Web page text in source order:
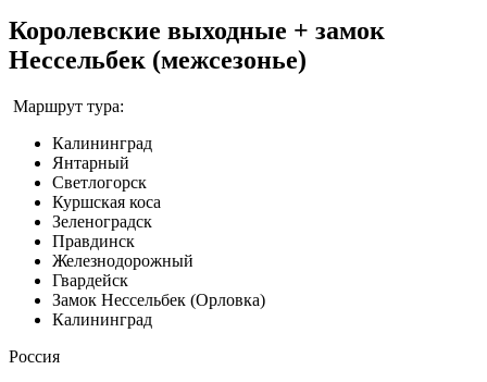
Королевские выходные + замок
Нессельбек (межсезонье)
Маршрут тура:
Калининград
Янтарный
Светлогорск
Куршская коса
Зеленоградск
Правдинск
Железнодорожный
Гвардейск
Замок Нессельбек (Орловка)
Калининград
Россия